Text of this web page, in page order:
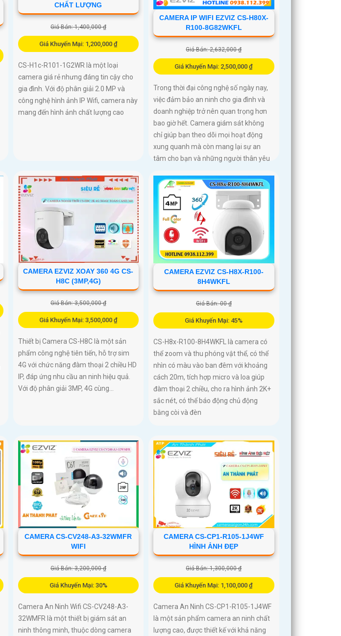
CHẤT LƯỢNG
Giá Bán: 1,400,000 ₫
Giá Khuyến Mại: 1,200,000 ₫
CS-H1c-R101-1G2WR là một loại
camera giá rẻ nhưng đáng tin cậy cho
gia đình. Với độ phân giải 2.0 MP và
công nghệ hình ảnh IP Wifi, camera này
mang đến hình ảnh chất lượng cao
CAMERA IP WIFI EZVIZ CS-H80X-
R100-8G82WKFL
Giá Bán: 2,632,000 ₫
Giá Khuyến Mại: 2,500,000 ₫
Trong thời đại công nghệ số ngày nay,
việc đảm bảo an ninh cho gia đình và
doanh nghiệp trở nên quan trọng hơn
bao giờ hết. Camera giám sát không
chỉ giúp bạn theo dõi mọi hoạt động
xung quanh mà còn mang lại sự an
tâm cho bạn và những người thân yêu
CAMERA EZVIZ XOAY 360 4G CS-
H8C (3MP,4G)
Giá Bán: 3,500,000 ₫
Giá Khuyến Mại: 3,500,000 ₫
Thiết bị Camera CS-H8C là một sản
phẩm công nghệ tiên tiến, hỗ trợ sim
4G với chức năng đàm thoại 2 chiều HD
IP, đáp ứng nhu cầu an ninh hiệu quả.
Với độ phân giải 3MP, 4G cùng...
CAMERA EZVIZ CS-H8X-R100-
8H4WKFL
Giá Bán: 00 ₫
Giá Khuyến Mại: 45%
CS-H8x-R100-8H4WKFL là camera có
thể zoom và thu phóng vật thể, có thể
nhìn có màu vào ban đêm với khoảng
cách 20m, tích hợp micro và loa giúp
đàm thoại 2 chiều, cho ra hình ảnh 2K+
sắc nét, có thể báo động chủ động
bằng còi và đèn
CAMERA CS-CV248-A3-32WMFR
WIFI
Giá Bán: 3,200,000 ₫
Giá Khuyến Mại: 30%
Camera An Ninh Wifi CS-CV248-A3-
32WMFR là một thiết bị giám sát an
ninh thông minh, thuộc dòng camera
CAMERA CS-CP1-R105-1J4WF
HÌNH ẢNH ĐẸP
Giá Bán: 1,300,000 ₫
Giá Khuyến Mại: 1,100,000 ₫
Camera An Ninh CS-CP1-R105-1J4WF
là một sản phẩm camera an ninh chất
lượng cao, được thiết kế với khả năng